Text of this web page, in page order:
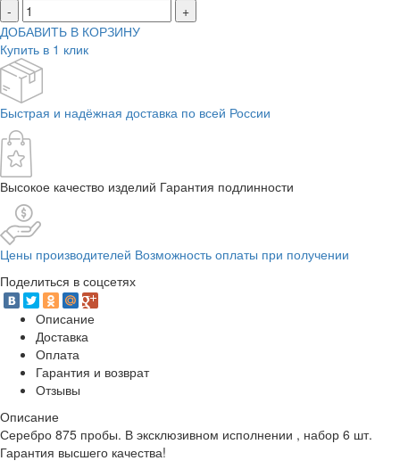
-
+
ДОБАВИТЬ В КОРЗИНУ
Купить в 1 клик
Быстрая и надёжная доставка по всей России
Высокое качество изделий Гарантия подлинности
Цены производителей Возможность оплаты при получении
Поделиться в соцсетях
Описание
Доставка
Оплата
Гарантия и возврат
Отзывы
Описание
Серебро 875 пробы. В эксклюзивном исполнении , набор 6 шт.
Гарантия высшего качества!